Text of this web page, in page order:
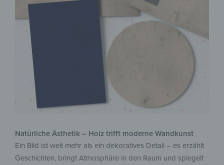
Natürliche Ästhetik – Holz trifft moderne Wandkunst
Ein Bild ist weit mehr als ein dekoratives Detail – es erzählt
Geschichten, bringt Atmosphäre in den Raum und spiegelt